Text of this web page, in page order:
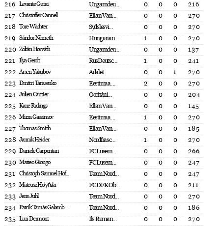
216 Levante Gutai Ungarndeu... 0 0 0
216
217 Christoffer Cannell Ellan Van... 0 0 0
270
218 Tore Wächter Sydslesvi... 0 0 0
270
219 Sándor Németh Hungarian... 1 0 0
270
220 Zoltán Horváth Ungarndeu... 0 0 0
137
221 Ilya Gerdt RusDeutsc... 1 0 0
241
222 Arsen Yakubov Adalet 0 0 1
270
223 Dmitri Tarasenko Eestimaa ... 2 0 0
270
224 Julien Cantier Occitáni... 0 0 0
204
225 Kane Ridings Ellan Van... 0 0 0
145
226 Mirza Gassimov Eestimaa ... 1 0 0
270
227 Thomas Smith Ellan Van... 0 0 0
185
228 Jannik Heider Nordfrasc... 1 0 0
270
229 Daniele Carpentari FC Lusern... 0 0 0
266
230 Matteo Giongo FC Lusern... 0 0 0
247
231 Christoph Samuel Hof... Team Nord... 0 0 0
247
232 Mateusz Hołyński FC DFK Ob... 0 0 0
211
233 Jens Juhl Team Nord... 0 0 0
270
234 Patrik Tamás Galamb... Team Nord... 0 0 0
186
235 Luzi Dermont Ils Ruman... 0 0 0
270